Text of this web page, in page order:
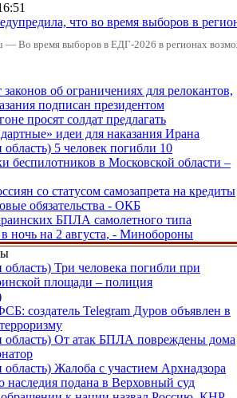
что во время выборов в
Во время выборов в ЕДГ-2026 в регионах
законов об ограничениях для релокантов,
подписан президентом
просят солдат предлагать
идеи для наказания Ирана
5 человек погибли 10
беспилотников в Московской области –
со статусом самозапрета на кредиты
обязательства - ОКБ
БПЛА самолетного типа
ночь на 2 августа, - Минобороны
Три человека погибли при
площади – полиция
создатель Telegram Дуров объявлен в
От атак БПЛА повреждены дома
Жалоба с участием Архнадзора
наследия подана в Верховный суд